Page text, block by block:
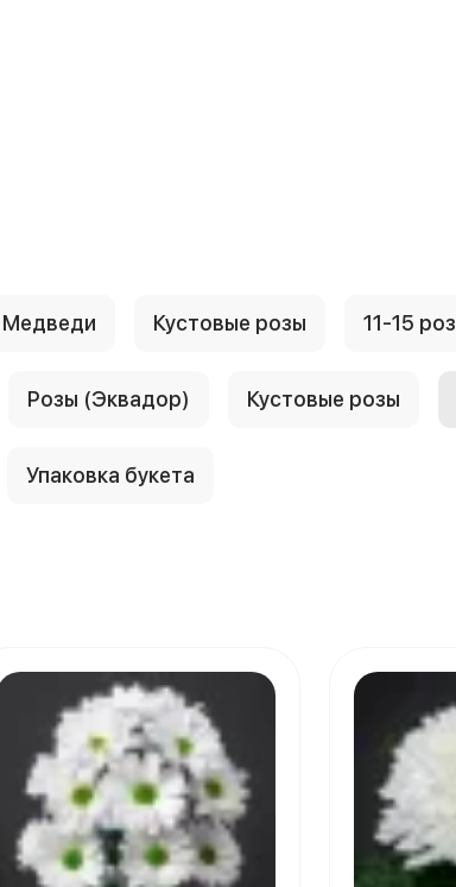
Медведи Кустовые розы 11-15 роз
Розы (Эквадор) Кустовые розы
Упаковка букета